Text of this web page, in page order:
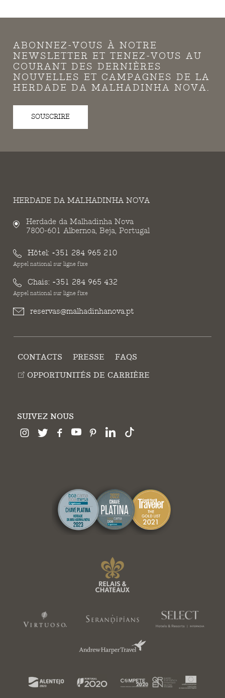
ABONNEZ-VOUS À NOTRE
NEWSLETTER ET TENEZ-VOUS AU
COURANT DES DERNIÈRES
NOUVELLES ET CAMPAGNES DE LA
HERDADE DA MALHADINHA NOVA.
SOUSCRIRE
HERDADE DA MALHADINHA NOVA
Herdade da Malhadinha Nova
7800-601 Albernoa, Beja, Portugal
Hôtel: +351 284 965 210
Appel national sur ligne fixe
Chais: +351 284 965 432
Appel national sur ligne fixe
reservas@malhadinhanova.pt
CONTACTS PRESSE
FAQS
OPPORTUNITÉS DE CARRIÈRE
SUIVEZ NOUS